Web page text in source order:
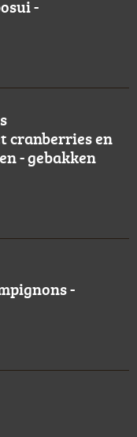
-
cranberries en
- gebakken
-